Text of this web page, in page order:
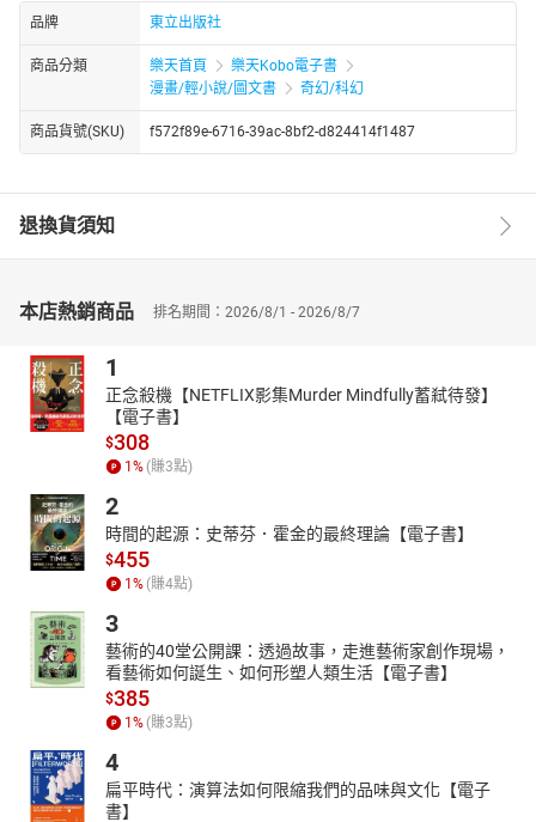
品牌 東立出版社
商品分類 樂天首頁
樂天Kobo電子書
漫畫/輕小說/圖文書
奇幻/科幻
商品貨號(SKU) f572f89e-6716-39ac-8bf2-d824414f1487
退換貨須知
本店熱銷商品 排名期間：2026/8/1 - 2026/8/7
1
正念殺機【NETFLIX影集Murder Mindfully蓄弒待發】
【電子書】
$308
1% (賺3點)
2
時間的起源：史蒂芬．霍金的最終理論【電子書】
$455
1% (賺4點)
3
藝術的40堂公開課：透過故事，走進藝術家創作現場，
看藝術如何誕生、如何形塑人類生活【電子書】
$385
1% (賺3點)
4
扁平時代：演算法如何限縮我們的品味與文化【電子
書】